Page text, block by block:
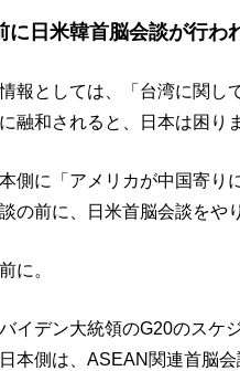
に日米韓首脳会談が行わ
報としては、「台湾に関し
融和されると、日本は困り
側に「アメリカが中国寄り
の前に、日米首脳会談をや
に。
イデン大統領のG20のスケ
本側は、ASEAN関連首脳